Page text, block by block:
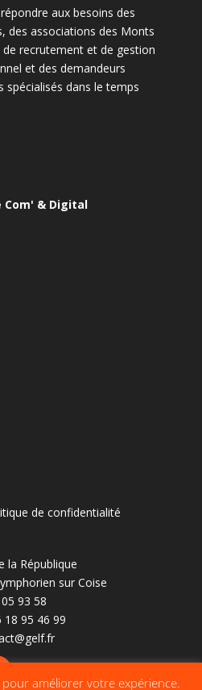
aux besoins des
des associations des Monts
recrutement et de gestion
et des demandeurs
spécialisés dans le temps
Com' & Digital
de confidentialité
la République
sur Coise
93 58
18 95 46 99
pour améliorer votre expérience.